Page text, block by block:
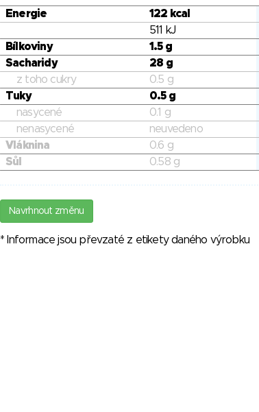
Energie 122 kcal
511 kJ
Bílkoviny
1.5 g
Sacharidy
28 g
z toho cukry
0.5 g
Tuky
0.5 g
nasycené
0.1 g
nenasycené
neuvedeno
Vláknina
0.6 g
Sůl
0.58 g
Navrhnout změnu
* Informace jsou převzaté z etikety daného výrobku